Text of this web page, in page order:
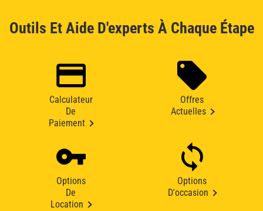
Outils Et Aide D'experts À Chaque Étape
Calculateur
De
Paiement
Offres
Actuelles
Options
De
Location
Options
D'occasion